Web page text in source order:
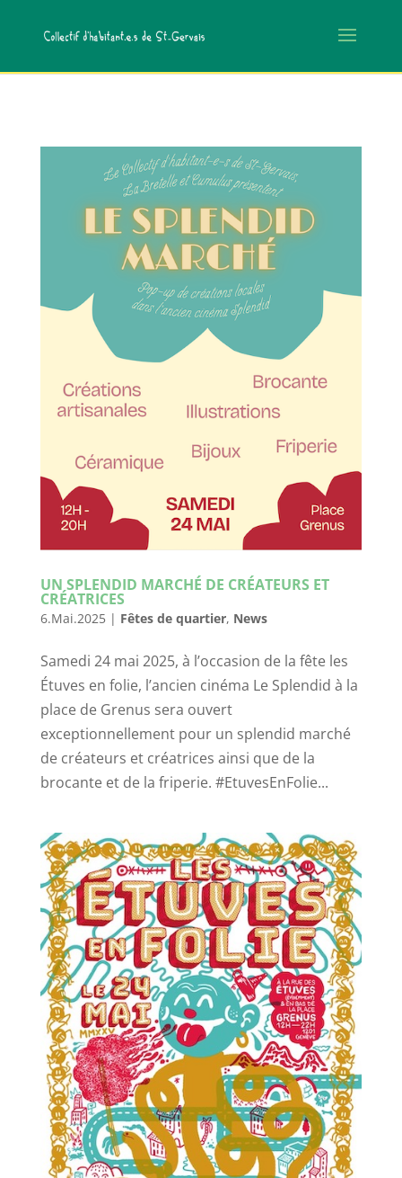
UN SPLENDID MARCHÉ DE CRÉATEURS ET
CRÉATRICES
6.Mai.2025| Fêtes de quartier, News
Samedi 24 mai 2025, à l’occasion de la fête les
Étuves en folie, l’ancien cinéma Le Splendid à la
place de Grenus sera ouvert
exceptionnellement pour un splendid marché
de créateurs et créatrices ainsi que de la
brocante et de la friperie. #EtuvesEnFolie...